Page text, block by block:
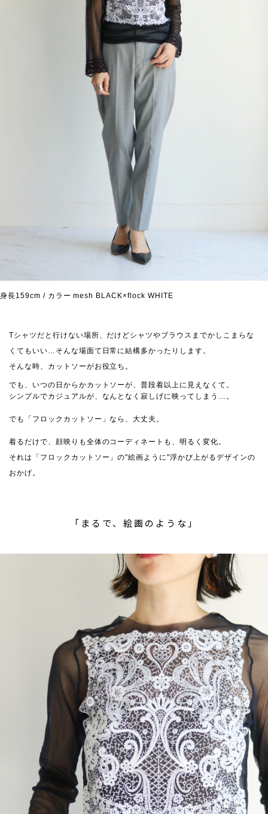
身長159cm / カラー mesh BLACK×flock WHITE
Tシャツだと行けない場所、だけどシャツやブラウスまでかしこまらな
くてもいい…そんな場面て日常に結構多かったりします。
そんな時、カットソーがお役立ち。
でも、いつの日からかカットソーが、普段着以上に見えなくて。
シンプルでカジュアルが、なんとなく寂しげに映ってしまう…。
でも「フロックカットソー」なら、大丈夫。
着るだけで、顔映りも全体のコーディネートも、明るく変化。
それは「フロックカットソー」の"絵画ように"浮かび上がるデザインの
おかげ。
「まるで、絵画のような」